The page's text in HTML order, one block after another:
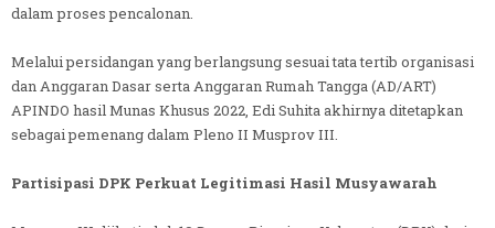
dalam proses pencalonan.
Melalui persidangan yang berlangsung sesuai tata tertib organisasi
dan Anggaran Dasar serta Anggaran Rumah Tangga (AD/ART)
APINDO hasil Munas Khusus 2022, Edi Suhita akhirnya ditetapkan
sebagai pemenang dalam Pleno II Musprov III.
Partisipasi DPK Perkuat Legitimasi Hasil Musyawarah